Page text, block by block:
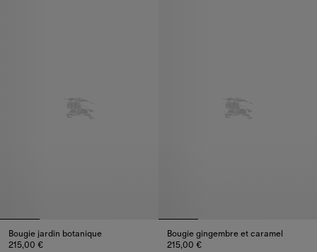
Bougie jardin botanique
215,00 €
Bougie gingembre et caramel
215,00 €